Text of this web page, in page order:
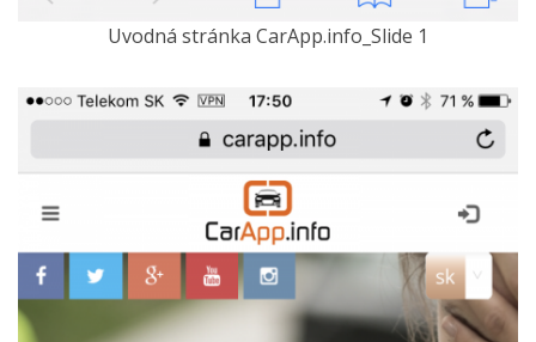
Uvodná stránka CarApp.info_Slide 1